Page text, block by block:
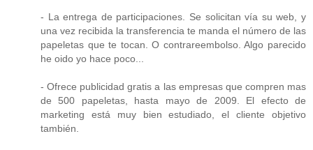
- La entrega de participaciones. Se solicitan vía su web, y
una vez recibida la transferencia te manda el número de las
papeletas que te tocan. O contrareembolso. Algo parecido
he oido yo hace poco...
- Ofrece publicidad gratis a las empresas que compren mas
de 500 papeletas, hasta mayo de 2009. El efecto de
marketing está muy bien estudiado, el cliente objetivo
también.